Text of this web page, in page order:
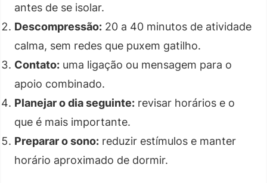
antes de se isolar.
Descompressão: 20 a 40 minutos de atividade
calma, sem redes que puxem gatilho.
Contato: uma ligação ou mensagem para o
apoio combinado.
Planejar o dia seguinte: revisar horários e o
que é mais importante.
Preparar o sono: reduzir estímulos e manter
horário aproximado de dormir.